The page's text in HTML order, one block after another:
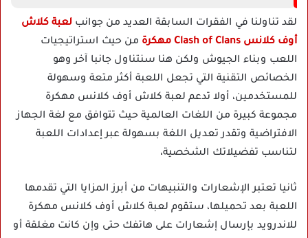
لقد تناولنا في الفقرات السابقة العديد من جوانب لعبة كلاش
أوف كلانس Clash of Clans مهكرة
من حيث استراتيجيات
اللعب وبناء الجيوش ولكن هنا سنتناول جانبا آخر وهو
الخصائص التقنية التي تجعل اللعبة أكثر متعة وسهولة
للمستخدمين، أولا تدعم لعبة كلاش أوف كلانس مهكرة
مجموعة كبيرة من اللغات العالمية حيث تتوافق مع لغة الجهاز
الافتراضية وتقدر تعديل اللغة بسهولة عبر إعدادات اللعبة
لتناسب تفضيلاتك الشخصية،
ثانيا تعتبر الإشعارات والتنبيهات من أبرز المزايا التي تقدمها
اللعبة بعد تحميلها، ستقوم لعبة كلاش أوف كلانس مهكرة
للاندرويد بإرسال إشعارات على هاتفك حتى وإن كانت مغلقة أو